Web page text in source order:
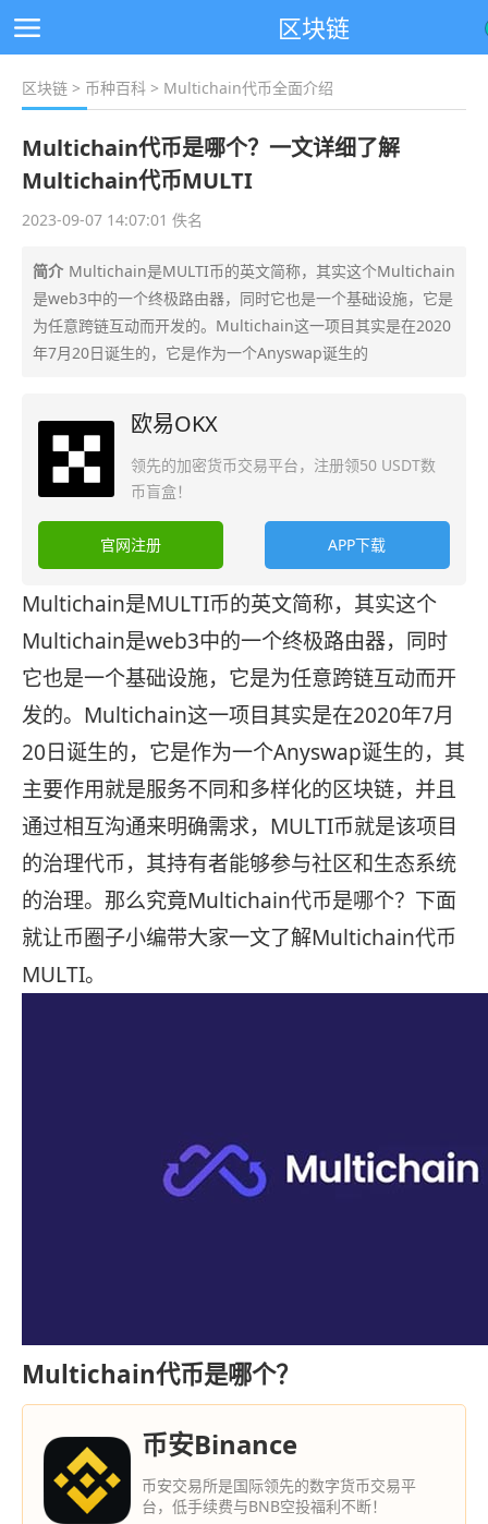
区块链
区块链 > 币种百科 > Multichain代币全面介绍
Multichain代币是哪个？一文详细了解
Multichain代币MULTI
2023-09-07 14:07:01 佚名
简介 Multichain是MULTI币的英文简称，其实这个Multichain
是web3中的一个终极路由器，同时它也是一个基础设施，它是
为任意跨链互动而开发的。Multichain这一项目其实是在2020
年7月20日诞生的，它是作为一个Anyswap诞生的
欧易OKX
领先的加密货币交易平台，注册领50 USDT数
币盲盒！
官网注册 APP下载
Multichain是MULTI币的英文简称，其实这个
Multichain是web3中的一个终极路由器，同时
它也是一个基础设施，它是为任意跨链互动而开
发的。Multichain这一项目其实是在2020年7月
20日诞生的，它是作为一个Anyswap诞生的，其
主要作用就是服务不同和多样化的区块链，并且
通过相互沟通来明确需求，MULTI币就是该项目
的治理代币，其持有者能够参与社区和生态系统
的治理。那么究竟Multichain代币是哪个？下面
就让币圈子小编带大家一文了解Multichain代币
MULTI。
Multichain代币是哪个？
币安Binance
币安交易所是国际领先的数字货币交易平
台，低手续费与BNB空投福利不断！